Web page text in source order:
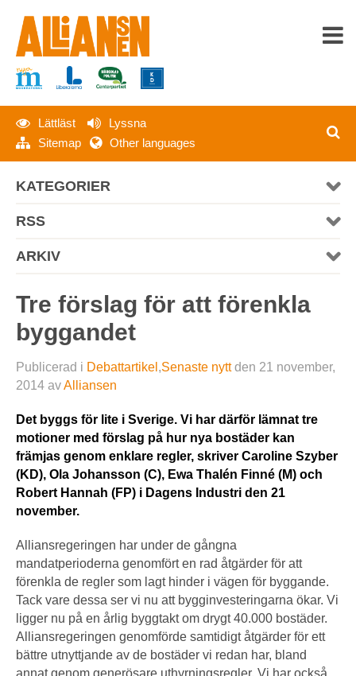
HEM
PRESS
MATERIAL
KONTAKT
Lättläst
Lyssna
Sitemap
Other languages
KATEGORIER
RSS
ARKIV
Tre förslag för att förenkla
byggandet
Publicerad i Debattartikel ,Senaste nyttden 21 november,
2014 avAlliansen
Det byggs för lite i Sverige. Vi har därför lämnat tre
motioner med förslag på hur nya bostäder kan
främjas genom enklare regler, skriver Caroline Szyber
(KD), Ola Johansson (C), Ewa Thalén Finné (M) och
Robert Hannah (FP) i Dagens Industri den 21
november.
Alliansregeringen har under de gångna
mandatperioderna genomfört en rad åtgärder för att
förenkla de regler som lagt hinder i vägen för byggande.
Tack vare dessa ser vi nu att bygginvesteringarna ökar. Vi
ligger nu på en årlig byggtakt om drygt 40.000 bostäder.
Alliansregeringen genomförde samtidigt åtgärder för ett
bättre utnyttjande av de bostäder vi redan har, bland